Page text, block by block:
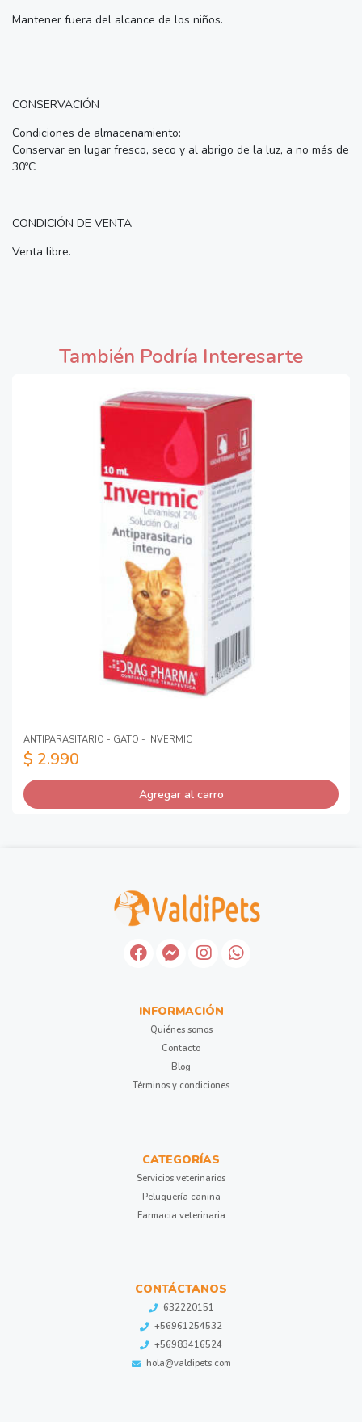
Mantener fuera del alcance de los niños.
CONSERVACIÓN
Condiciones de almacenamiento:
Conservar en lugar fresco, seco y al abrigo de la luz, a no más de
30ºC
CONDICIÓN DE VENTA
Venta libre.
También Podría Interesarte
ANTIPARASITARIO - GATO - INVERMIC
$ 2.990
Agregar al carro
INFORMACIÓN
Quiénes somos
Contacto
Blog
Términos y condiciones
CATEGORÍAS
Servicios veterinarios
Peluquería canina
Farmacia veterinaria
CONTÁCTANOS
632220151
+56961254532
+56983416524
hola@valdipets.com